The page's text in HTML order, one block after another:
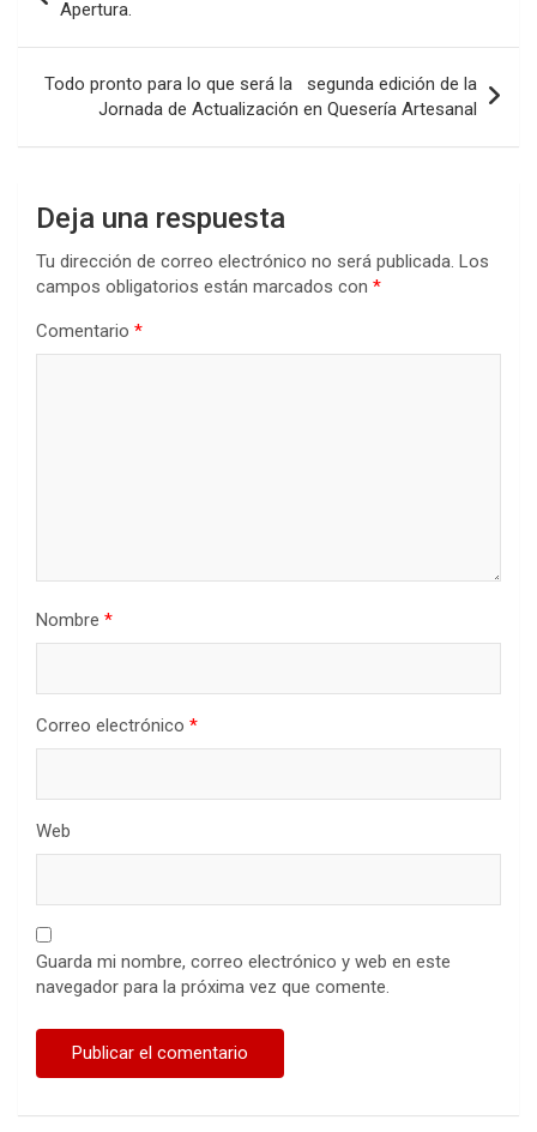
o
k
p
p
tir
entradas
Apertura.
Todo pronto para lo que será la segunda edición de la
Jornada de Actualización en Quesería Artesanal
Deja una respuesta
Tu dirección de correo electrónico no será publicada. Los
campos obligatorios están marcados con *
Comentario *
Nombre *
Correo electrónico *
Web
Guarda mi nombre, correo electrónico y web en este
navegador para la próxima vez que comente.